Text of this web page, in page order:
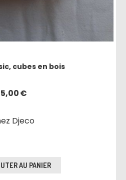
cubes en bois
5,00€
Djeco
AU PANIER